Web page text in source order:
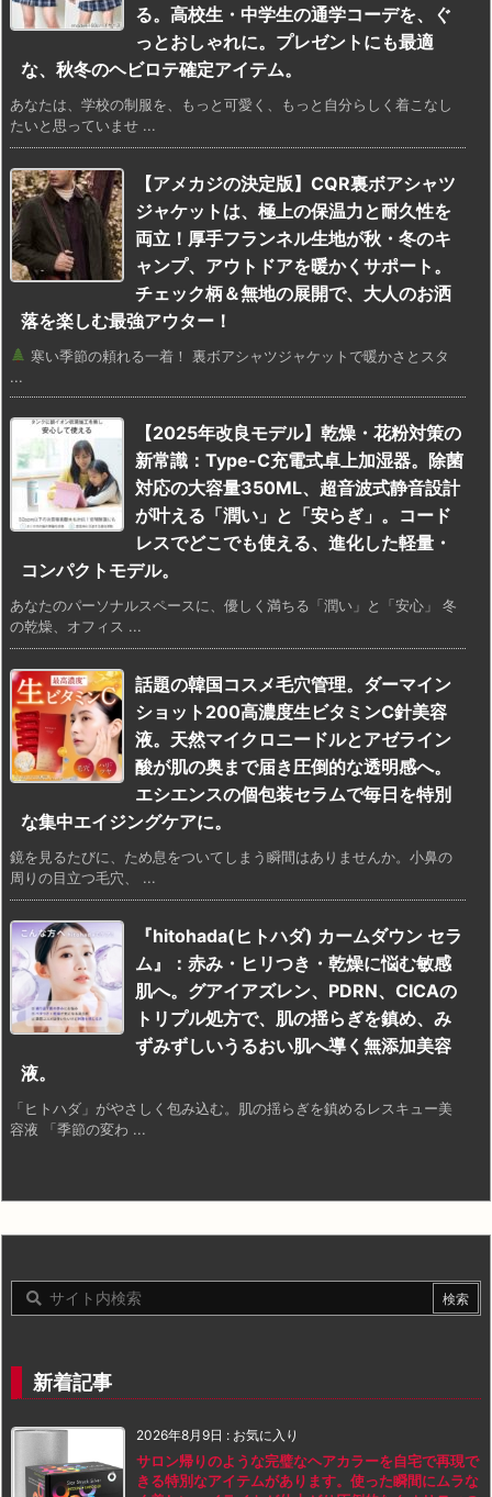
る。高校生・中学生の通学コーデを、ぐ
っとおしゃれに。プレゼントにも最適
な、秋冬のヘビロテ確定アイテム。
あなたは、学校の制服を、もっと可愛く、もっと自分らしく着こなし
たいと思っていませ ...
【アメカジの決定版】CQR裏ボアシャツ
ジャケットは、極上の保温力と耐久性を
両立！厚手フランネル生地が秋・冬のキ
ャンプ、アウトドアを暖かくサポート。
チェック柄＆無地の展開で、大人のお洒
落を楽しむ最強アウター！
寒い季節の頼れる一着！ 裏ボアシャツジャケットで暖かさとスタ
...
【2025年改良モデル】乾燥・花粉対策の
新常識：Type-C充電式卓上加湿器。除菌
対応の大容量350ML、超音波式静音設計
が叶える「潤い」と「安らぎ」。コード
レスでどこでも使える、進化した軽量・
コンパクトモデル。
あなたのパーソナルスペースに、優しく満ちる「潤い」と「安心」 冬
の乾燥、オフィス ...
話題の韓国コスメ毛穴管理。ダーマイン
ショット200高濃度生ビタミンC針美容
液。天然マイクロニードルとアゼライン
酸が肌の奥まで届き圧倒的な透明感へ。
エシエンスの個包装セラムで毎日を特別
な集中エイジングケアに。
鏡を見るたびに、ため息をついてしまう瞬間はありませんか。小鼻の
周りの目立つ毛穴、 ...
『hitohada(ヒトハダ) カームダウン セラ
ム』：赤み・ヒリつき・乾燥に悩む敏感
肌へ。グアイアズレン、PDRN、CICAの
トリプル処方で、肌の揺らぎを鎮め、み
ずみずしいうるおい肌へ導く無添加美容
液。
「ヒトハダ」がやさしく包み込む。肌の揺らぎを鎮めるレスキュー美
容液 「季節の変わ ...
新着記事
2026年8月9日 : お気に入り
サロン帰りのような完璧なヘアカラーを自宅で再現で
きる特別なアイテムがあります。使った瞬間にムラな